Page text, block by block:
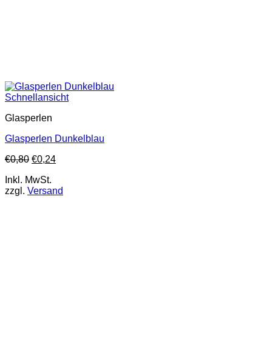
Schnellansicht
Glasperlen
Glasperlen Dunkelblau
€0,80 €0,24
Inkl. MwSt.
zzgl. Versand